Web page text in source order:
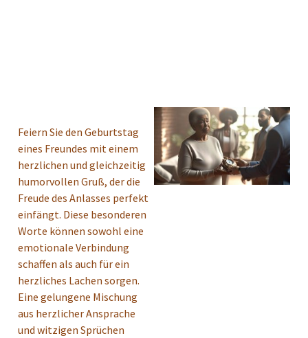
Feiern Sie den Geburtstag
eines Freundes mit einem
herzlichen und gleichzeitig
humorvollen Gruß, der die
Freude des Anlasses perfekt
einfängt. Diese besonderen
Worte können sowohl eine
emotionale Verbindung
schaffen als auch für ein
herzliches Lachen sorgen.
Eine gelungene Mischung
aus herzlicher Ansprache
und witzigen Sprüchen